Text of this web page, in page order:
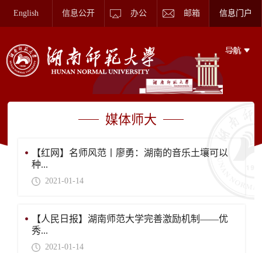
English 信息公开 办公 邮箱 信息门户
媒体师大
【红网】名师风范丨廖勇：湖南的音乐土壤可以
种...
2021-01-14
【人民日报】湖南师范大学完善激励机制——优
秀...
2021-01-14